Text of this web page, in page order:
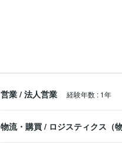
営業 / 法人営業 経験年数 : 1年
物流・購買 / ロジスティクス（